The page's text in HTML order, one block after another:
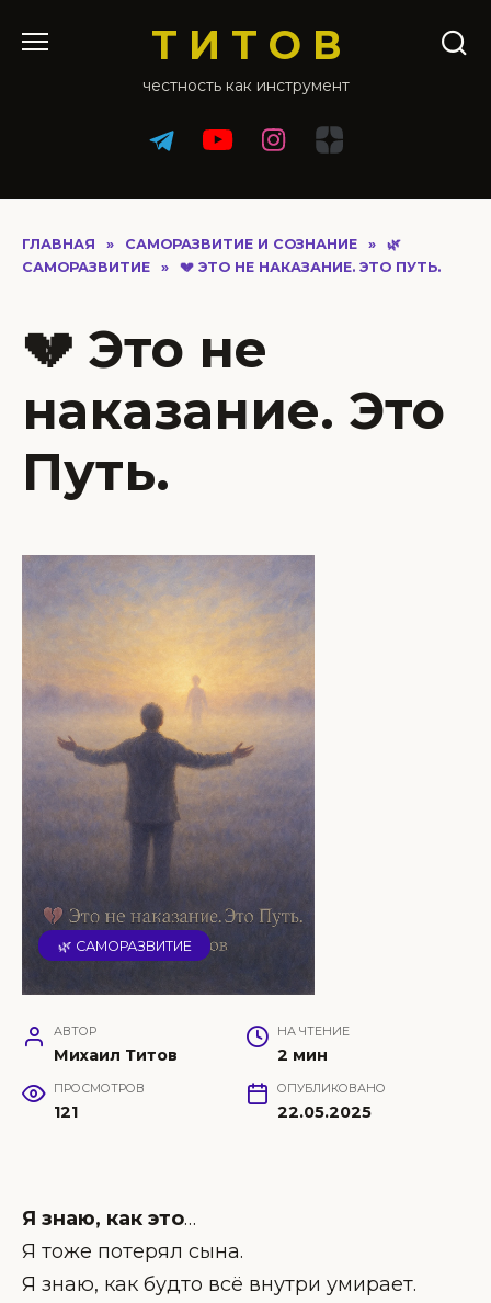
Т И Т О В
честность как инструмент
ГЛАВНАЯ » САМОРАЗВИТИЕ И СОЗНАНИЕ »
🌿
САМОРАЗВИТИЕ
» 💔 ЭТО НЕ НАКАЗАНИЕ. ЭТО ПУТЬ.
💔 Это не
наказание. Это
Путь.
🌿 САМОРАЗВИТИЕ
АВТОР
Михаил Титов
НА ЧТЕНИЕ
2 мин
ПРОСМОТРОВ
121
ОПУБЛИКОВАНО
22.05.2025
Я знаю, как это…
Я тоже потерял сына.
Я знаю, как будто всё внутри умирает.